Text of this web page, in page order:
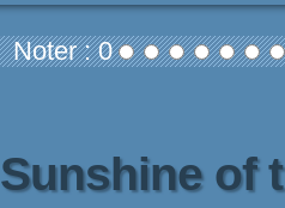
Noter : 0
of